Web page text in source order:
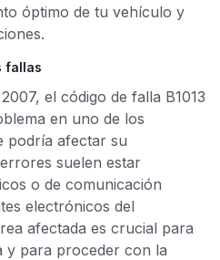
óptimo de tu vehículo y
fallas
el código de falla B1013
en uno de los
podría afectar su
suelen estar
o de comunicación
electrónicos del
afectada es crucial para
y para proceder con la